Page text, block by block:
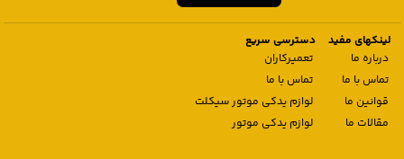
لینکهای مفید
درباره ما
تماس با ما
قوانین ما
مقالات ما
دسترسی سریع
تعمیرکاران
تماس با ما
لوازم یدکی موتور سیکلت
لوازم یدکی موتور